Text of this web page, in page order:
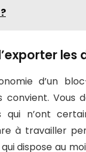
les
d’un
Vous
qui n’ont
à travailler
dispose au